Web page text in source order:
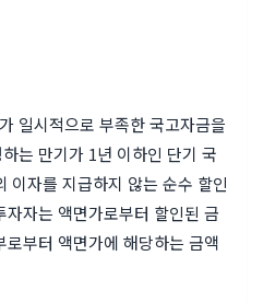
일시적으로 부족한 국고자금을
는 만기가 1년 이하인 단기 국
이자를 지급하지 않는 순수 할인
자자는 액면가로부터 할인된 금
부터 액면가에 해당하는 금액